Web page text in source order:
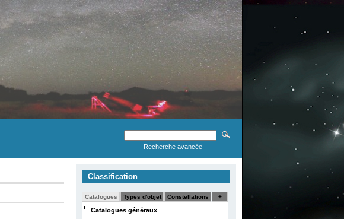
Recherche avancée
Classification
Catalogues Types d'objet Constellations +
Catalogues généraux